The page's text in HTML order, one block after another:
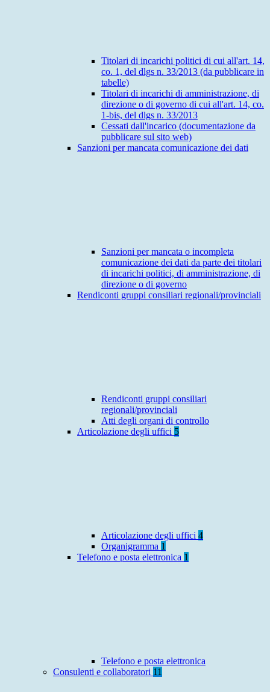
Titolari di incarichi politici di cui all'art. 14,
co. 1, del dlgs n. 33/2013 (da pubblicare in
tabelle)
Titolari di incarichi di amministrazione, di
direzione o di governo di cui all'art. 14, co.
1-bis, del dlgs n. 33/2013
Cessati dall'incarico (documentazione da
pubblicare sul sito web)
Sanzioni per mancata comunicazione dei dati
Sanzioni per mancata o incompleta
comunicazione dei dati da parte dei titolari
di incarichi politici, di amministrazione, di
direzione o di governo
Rendiconti gruppi consiliari regionali/provinciali
Rendiconti gruppi consiliari
regionali/provinciali
Atti degli organi di controllo
Articolazione degli uffici 5
Articolazione degli uffici 4
Organigramma 1
Telefono e posta elettronica 1
Telefono e posta elettronica
Consulenti e collaboratori 11